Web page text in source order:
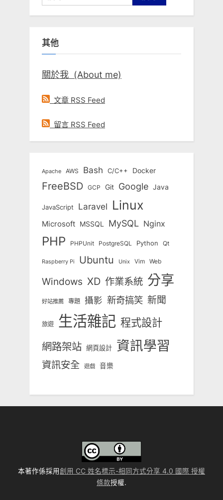
尋
關
字:
其他
關於我 (About me)
文章 RSS Feed
留言 RSS Feed
Apache AWS Bash C/C++ Docker
FreeBSD GCP Git Google Java
JavaScript Laravel Linux
Microsoft MSSQL MySQL Nginx
PHP PHPUnit PostgreSQL Python Qt
Raspberry Pi Ubuntu Unix Vim Web
Windows XD 作業系統 分享
好站推薦 專題 攝影 新奇搞笑 新聞
旅遊 生活雜記 程式設計
網路架站 網頁設計 資訊學習
資訊安全 遊戲 音樂
本著作係採用創用 CC 姓名標示-相同方式分享 4.0 國際 授權
條款授權.